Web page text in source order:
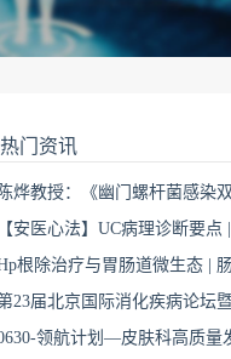
热门资讯